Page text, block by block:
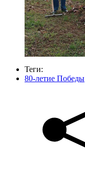
Теги:
80-летие Победы